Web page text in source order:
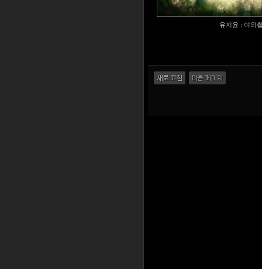
유지윤 : 야외